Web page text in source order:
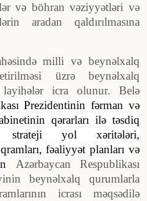
və böhran vəziyyətləri və
aradan qaldırılmasına
milli və beynəlxalq
üzrə beynəlxalq
icra olunur. Belə
Prezidentinin fərman və
qərarları ilə təsdiq
strateji yol xəritələri,
fəaliyyət planları və
Azərbaycan Respublikası
beynəlxalq qurumlarla
icrası məqsədilə